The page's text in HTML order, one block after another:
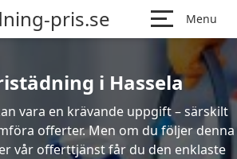
pris.se Menu
i Hassela
vara en krävande uppgift – särskilt
offerter. Men om du följer denna
vår offerttjänst får du den enklaste